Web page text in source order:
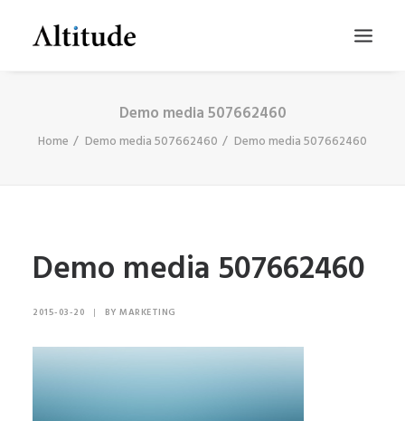
Demo media 507662460
Home Demo media 507662460 Demo media 507662460
Demo media 507662460
2015-03-20 | BY MARKETING